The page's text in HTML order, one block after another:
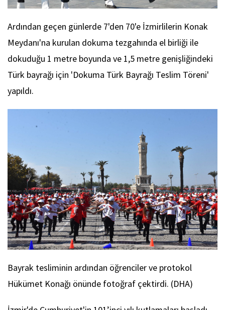
Ardından geçen günlerde 7'den 70'e İzmirlilerin Konak
Meydanı'na kurulan dokuma tezgahında el birliği ile
dokuduğu 1 metre boyunda ve 1,5 metre genişliğindeki
Türk bayrağı için 'Dokuma Türk Bayrağı Teslim Töreni'
yapıldı.
Bayrak tesliminin ardından öğrenciler ve protokol
Hükümet Konağı önünde fotoğraf çektirdi. (DHA)